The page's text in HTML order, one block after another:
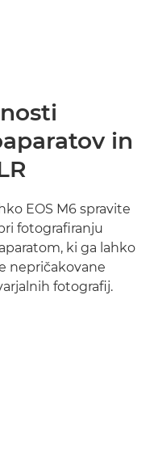
in
EOS M6 spravite
fotografiranju
ki ga lahko
nepričakovane
fotografij.